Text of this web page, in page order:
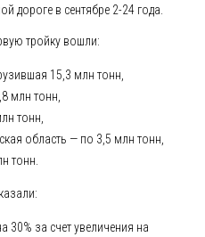
дороге в сентябре 2-24 года.
тройку вошли:
15,3 млн тонн,
млн тонн,
тонн,
область — по 3,5 млн тонн,
тонн.
30% за счет увеличения на